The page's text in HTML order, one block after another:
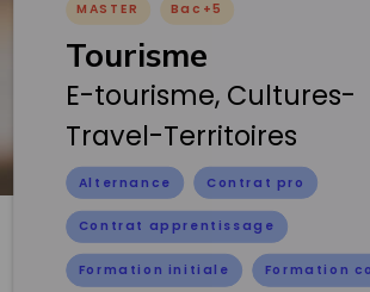
MASTER Bac+5
Tourisme
E-tourisme, Cultures-
Travel-Territoires
Alternance Contrat pro
Contrat apprentissage
Formation initiale Formation